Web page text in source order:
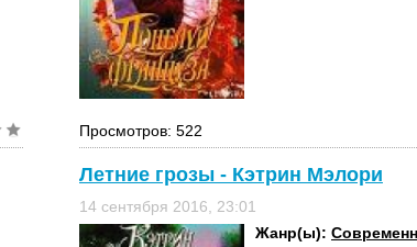
Просмотров: 522
Летние грозы - Кэтрин Мэлори
14 сентября 2016, 23:01
Жанр(ы):